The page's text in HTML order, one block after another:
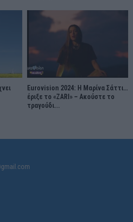
Eurovision 2024: Η Μαρίνα Σάττι…
έριξε το «ZARI» – Ακούστε το
τραγούδι...